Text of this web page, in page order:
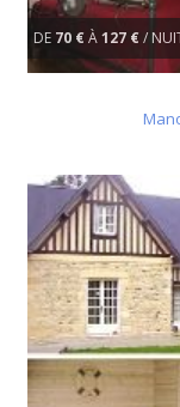
DE 70 €À127 €/